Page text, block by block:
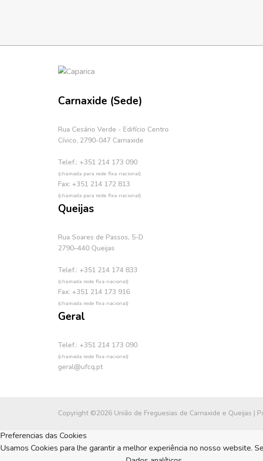
Carnaxide (Sede)
Rua Cesário Verde - Edifício Centro
Cívico, 2790-047 Carnaxide
Telef.: +351 214 173 090
(chamada para rede fixa nacional)
Fax: +351 214 172 813
(chamada para rede fixa nacional)
Queijas
Rua Soares de Passos, 5-D
2790–440 Queijas
Telef.: +351 214 174 833
(chamada rede fixa nacional)
Fax: +351 214 173 916
(chamada rede fixa nacional)
Geral
Telef.: +351 214 173 090
(chamada rede fixa nacional)
geral@ufcq.pt
Copyright ©2026 União de Freguesias de Carnaxide e Queijas |
Preferencias das Cookies
Usamos Cookies para lhe garantir a melhor experiência no nosso website.